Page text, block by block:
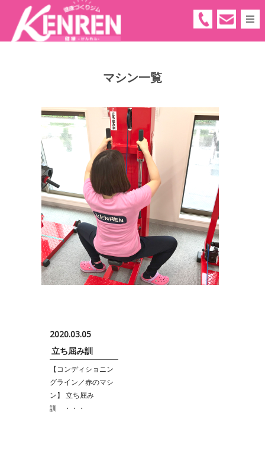
05
91
-
66
マシン一覧
2020.03.05
立ち屈み訓
【コンディショニン
グライン／赤のマシ
ン】 立ち屈み
訓 ・・・